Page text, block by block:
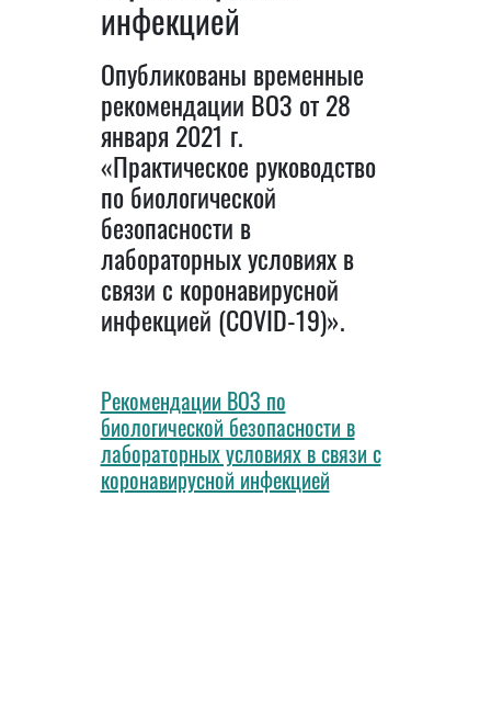
инфекцией
Опубликованы временные
рекомендации ВОЗ от 28
января 2021 г.
«Практическое руководство
по биологической
безопасности в
лабораторных условиях в
связи с коронавирусной
инфекцией (COVID-19)».
Рекомендации ВОЗ по
биологической безопасности в
лабораторных условиях в связи с
коронавирусной инфекцией